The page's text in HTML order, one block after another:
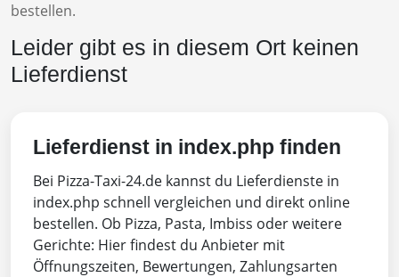
bestellen.
Leider gibt es in diesem Ort keinen
Lieferdienst
Lieferdienst in index.php finden
Bei Pizza-Taxi-24.de kannst du Lieferdienste in
index.php schnell vergleichen und direkt online
bestellen. Ob Pizza, Pasta, Imbiss oder weitere
Gerichte: Hier findest du Anbieter mit
Öffnungszeiten, Bewertungen, Zahlungsarten